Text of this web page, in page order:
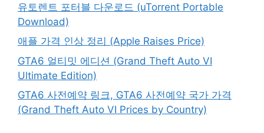
유토렌트 포터블 다운로드 (uTorrent Portable
Download)
애플 가격 인상 정리 (Apple Raises Price)
GTA6 얼티밋 에디션 (Grand Theft Auto VI
Ultimate Edition)
GTA6 사전예약 링크, GTA6 사전예약 국가 가격
(Grand Theft Auto VI Prices by Country)